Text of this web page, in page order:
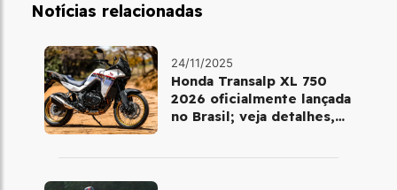
Notícias relacionadas
24/11/2025
Honda Transalp XL 750
2026 oficialmente lançada
no Brasil; veja detalhes,